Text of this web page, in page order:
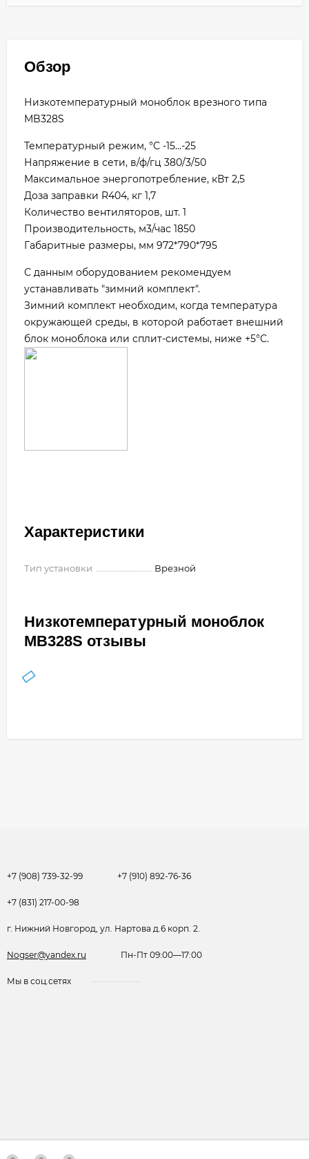
Обзор
Низкотемпературный моноблок врезного типа
MB328S
Температурный режим, °С -15...-25
Напряжение в сети, в/ф/гц 380/3/50
Maксимальное энергопотребление, кВт 2,5
Доза заправки R404, кг 1,7
Количество вентиляторов, шт. 1
Производительность, м3/час 1850
Габаритные размеры, мм 972*790*795
С данным оборудованием рекомендуем
устанавливать "зимний комплект".
Зимний комплект необходим, когда температура
окружающей среды, в которой работает внешний
блок моноблока или сплит-системы, ниже +5°С.
Характеристики
Тип установки Врезной
Низкотемпературный моноблок
MB328S отзывы
+7 (908) 739-32-99 +7 (910) 892-76-36
+7 (831) 217-00-98
г. Нижний Новгород, ул. Нартова д.6 корп. 2.
Nogser@yandex.ru Пн-Пт 09:00—17:00
Мы в соц.сетях